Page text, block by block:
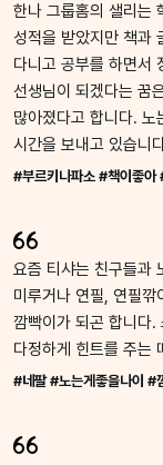
한나 그룹홈의 샐리는
성적을 받았지만 책과
다니고 공부를 하면서
선생님이 되겠다는 꿈
많아졌다고 합니다. 노
시간을 보내고 있습니
#부르키나파소 #책이좋아
요즘 티샤는 친구들과
미루거나 연필, 연필
깜빡이가 되곤 합니다.
다정하게 힌트를 주는
#네팔 #노는게좋을나이 #